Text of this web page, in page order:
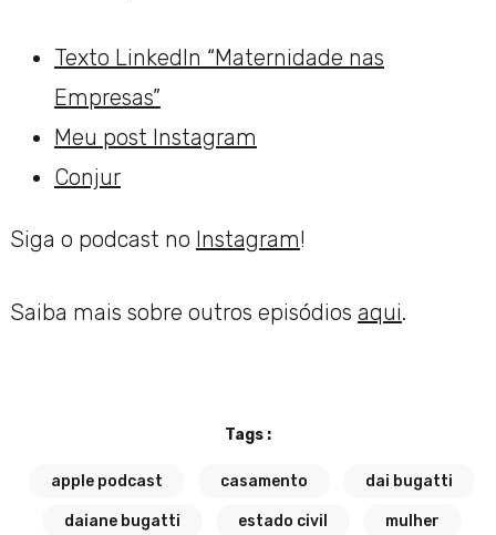
Texto LinkedIn “Maternidade nas
Empresas”
Meu post Instagram
Conjur
Siga o podcast no Instagram!
Saiba mais sobre outros episódios aqui.
Tags :
apple podcast casamento dai bugatti
daiane bugatti estado civil mulher